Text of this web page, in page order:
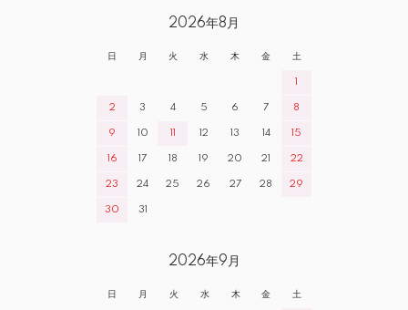
2026年8月
日 月 火 水 木 金 土
1
2 3 4 5 6 7 8
9 10 11 12 13 14 15
16 17 18 19 20 21 22
23 24 25 26 27 28 29
30 31
2026年9月
日 月 火 水 木 金 土